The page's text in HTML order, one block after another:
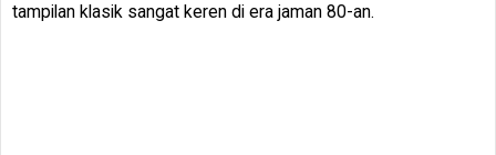
tampilan klasik sangat keren di era jaman 80-an.